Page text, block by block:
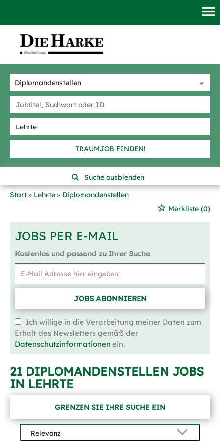
TRAUMJOB FINDEN!
Suche ausblenden
Start
Lehrte
Diplomandenstellen
Merkliste (0)
JOBS PER E-MAIL
Kostenlos und passend zu Ihrer Suche
JOBS ABONNIEREN
Ich willige in die Verarbeitung meiner Daten zum
Erhalt des Newsletters gemäß der
Datenschutzinformationen ein.
21 DIPLOMANDENSTELLEN JOBS
IN LEHRTE
GRENZEN SIE IHRE SUCHE EIN